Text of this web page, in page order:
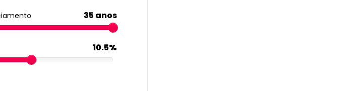
35 anos
10.5%